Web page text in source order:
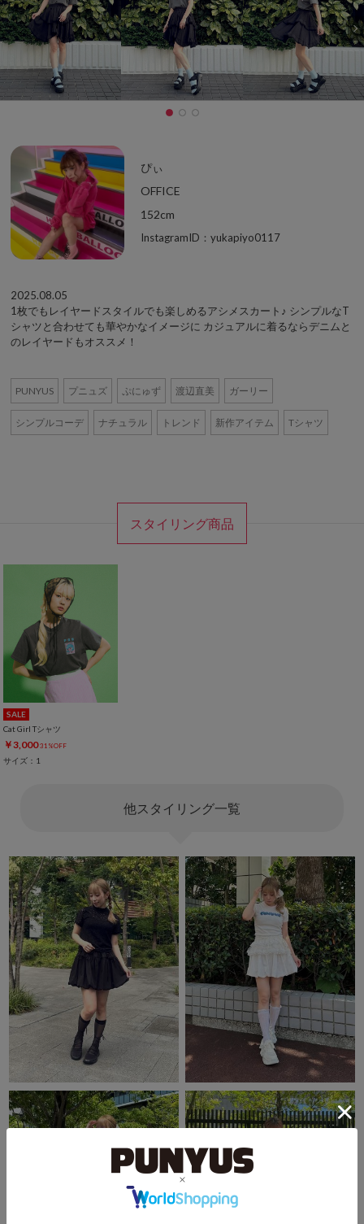
ぴぃ
OFFICE
152cm
InstagramID：yukapiyo0117
2025.08.05
1枚でもレイヤードスタイルでも楽しめるアシメスカート♪ シンプルなT
シャツと合わせても華やかなイメージに カジュアルに着るならデニムと
のレイヤードもオススメ！
PUNYUS プニュズ ぷにゅず 渡辺直美 ガーリー
シンプルコーデ ナチュラル トレンド 新作アイテム Tシャツ
スタイリング商品
SALE
Cat Girl Tシャツ
￥3,000 31%OFF
サイズ：1
他スタイリング一覧